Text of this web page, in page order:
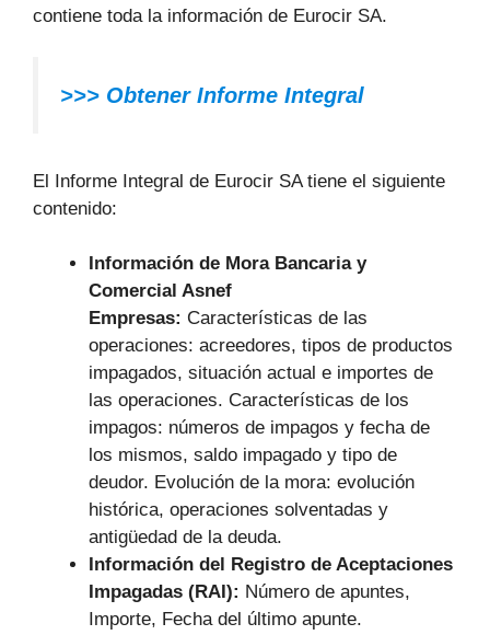
contiene toda la información de Eurocir SA.
>>> Obtener Informe Integral
El Informe Integral de Eurocir SA tiene el siguiente
contenido:
Información de Mora Bancaria y
Comercial Asnef
Empresas: Características de las
operaciones: acreedores, tipos de productos
impagados, situación actual e importes de
las operaciones. Características de los
impagos: números de impagos y fecha de
los mismos, saldo impagado y tipo de
deudor. Evolución de la mora: evolución
histórica, operaciones solventadas y
antigüedad de la deuda.
Información del Registro de Aceptaciones
Impagadas (RAI): Número de apuntes,
Importe, Fecha del último apunte.